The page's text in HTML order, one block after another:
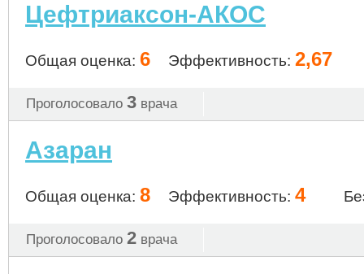
Цефтриаксон-АКОС
Общая оценка: 6 Эффективность: 2,67
Проголосовало 3 врача
Азаран
Общая оценка: 8 Эффективность: 4
Проголосовало 2 врача